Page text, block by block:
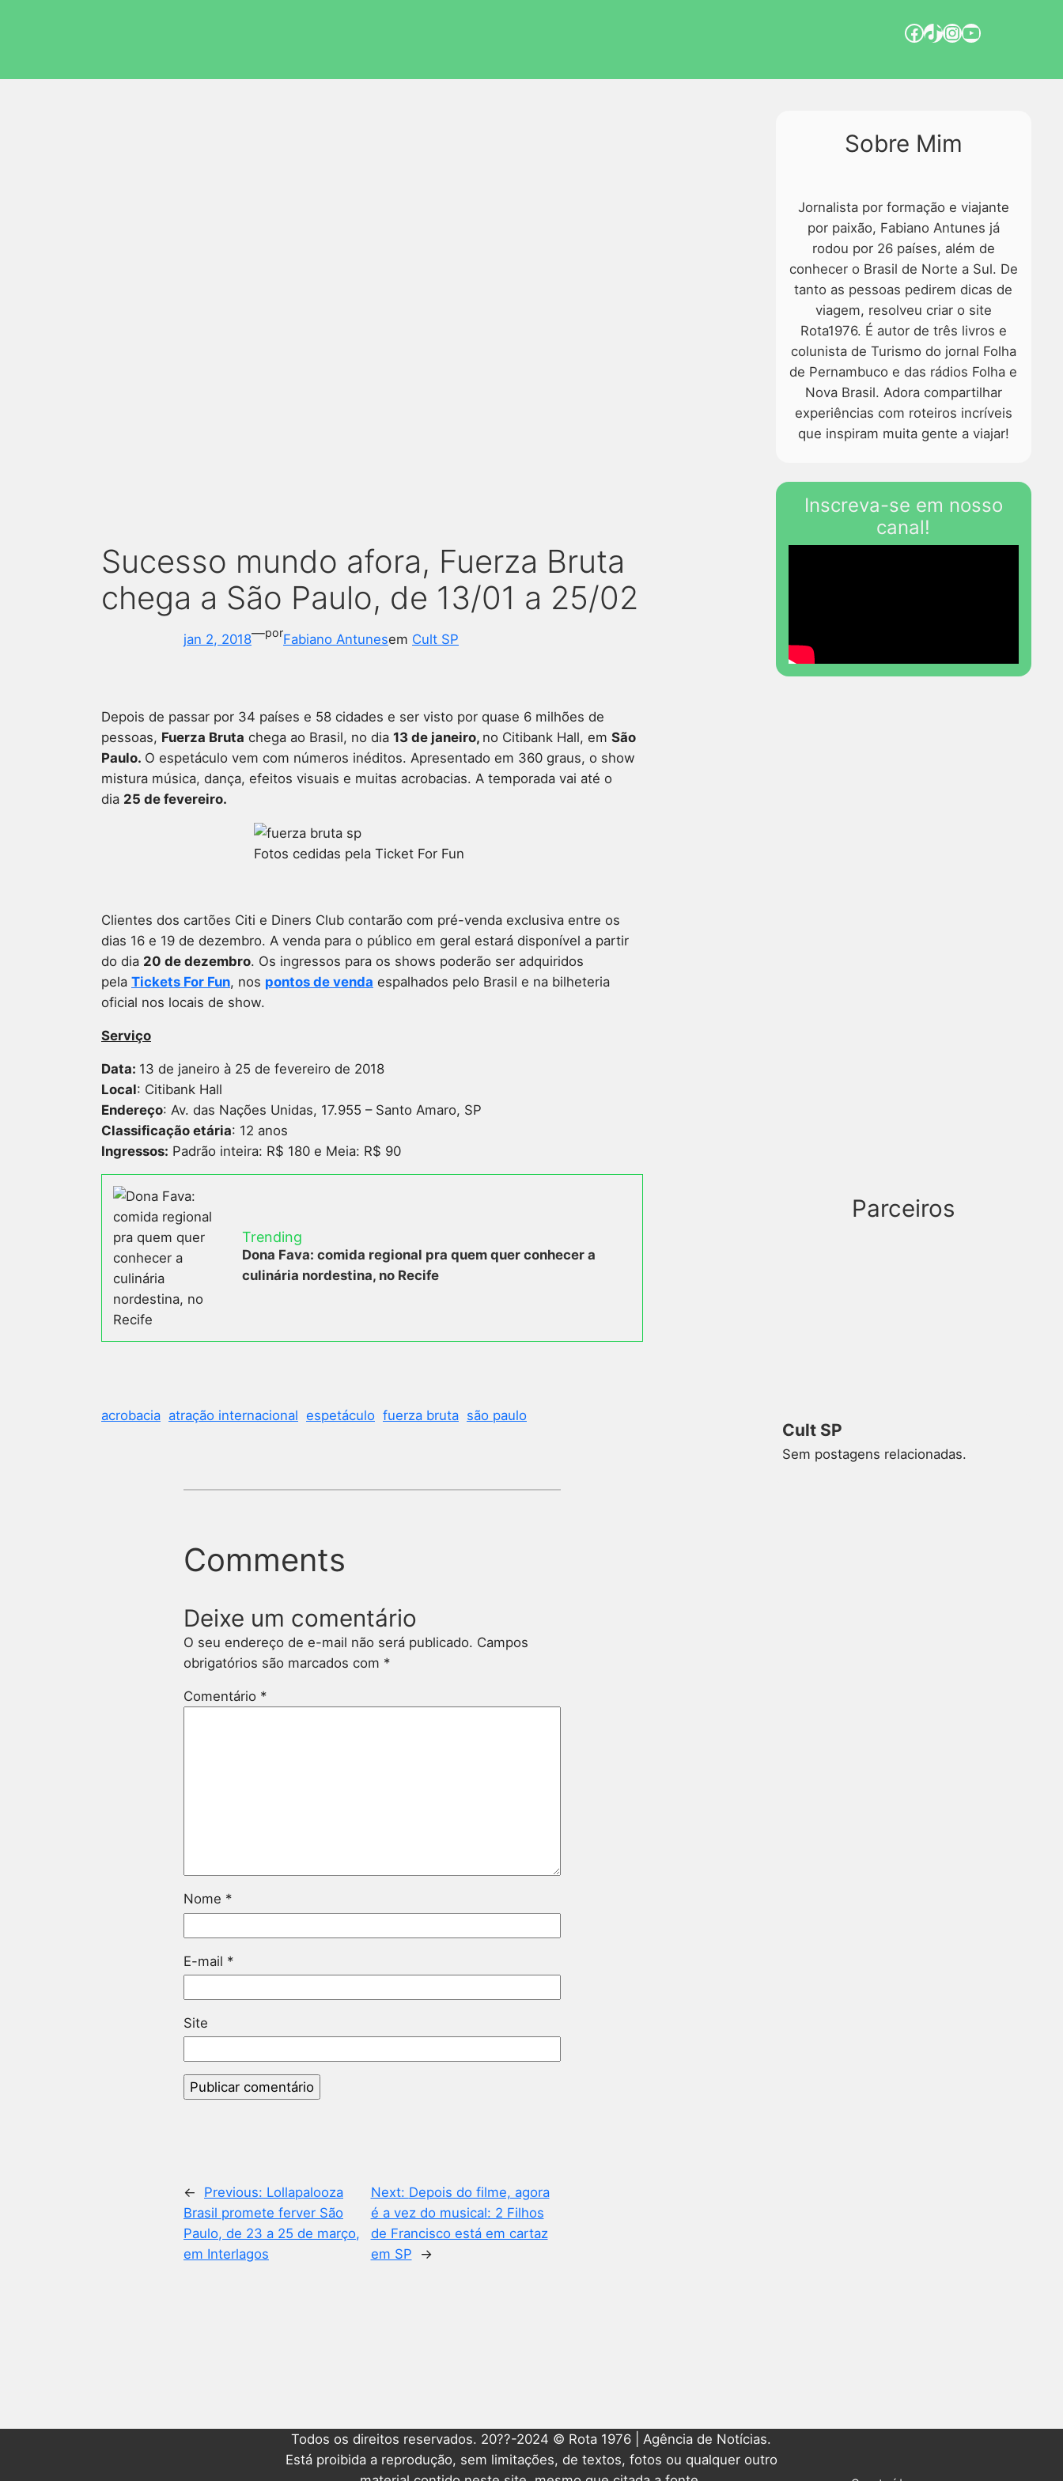
Sucesso mundo afora, Fuerza Bruta
chega a São Paulo, de 13/01 a 25/02
jan 2, 2018—porFabiano Antunesem Cult SP
Depois de passar por 34 países e 58 cidades e ser visto por quase 6 milhões de
pessoas, Fuerza Bruta chega ao Brasil, no dia 13 de janeiro, no Citibank Hall, em São
Paulo. O espetáculo vem com números inéditos. Apresentado em 360 graus, o show
mistura música, dança, efeitos visuais e muitas acrobacias. A temporada vai até o
dia 25 de fevereiro.
Fotos cedidas pela Ticket For Fun
Clientes dos cartões Citi e Diners Club contarão com pré-venda exclusiva entre os
dias 16 e 19 de dezembro. A venda para o público em geral estará disponível a partir
do dia 20 de dezembro. Os ingressos para os shows poderão ser adquiridos
pela Tickets For Fun, nos pontos de venda espalhados pelo Brasil e na bilheteria
oficial nos locais de show.
Serviço
Data: 13 de janeiro à 25 de fevereiro de 2018
Local: Citibank Hall
Endereço: Av. das Nações Unidas, 17.955 – Santo Amaro, SP
Classificação etária: 12 anos
Ingressos: Padrão inteira: R$ 180 e Meia: R$ 90
Trending
Dona Fava: comida regional pra quem quer conhecer a
culinária nordestina, no Recife
acrobacia atração internacional espetáculo fuerza bruta são paulo
Comments
Deixe um comentário
O seu endereço de e-mail não será publicado. Campos
obrigatórios são marcados com *
Comentário *
Nome *
E-mail *
Site
← Previous: Lollapalooza
Brasil promete ferver São
Paulo, de 23 a 25 de março,
em Interlagos
Next: Depois do filme, agora
é a vez do musical: 2 Filhos
de Francisco está em cartaz
em SP
→
Sobre Mim
Jornalista por formação e viajante
por paixão, Fabiano Antunes já
rodou por 26 países, além de
conhecer o Brasil de Norte a Sul. De
tanto as pessoas pedirem dicas de
viagem, resolveu criar o site
Rota1976. É autor de três livros e
colunista de Turismo do jornal Folha
de Pernambuco e das rádios Folha e
Nova Brasil. Adora compartilhar
experiências com roteiros incríveis
que inspiram muita gente a viajar!
Inscreva-se em nosso
canal!
Parceiros
Cult SP
Sem postagens relacionadas.
Todos os direitos reservados. 20??-2024 © Rota 1976 | Agência de Notícias.
Está proibida a reprodução, sem limitações, de textos, fotos ou qualquer outro